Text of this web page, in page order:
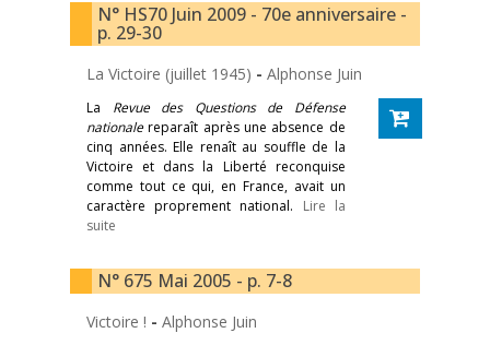
N° HS70 Juin 2009 - 70e anniversaire -
p. 29-30
La Victoire (juillet 1945) - Alphonse Juin
La Revue des Questions de Défense
nationalereparaît après une absence de
cinq années. Elle renaît au souffle de la
Victoire et dans la Liberté reconquise
comme tout ce qui, en France, avait un
caractère proprement national. Lire la
suite
N° 675 Mai 2005 - p. 7-8
Victoire ! - Alphonse Juin